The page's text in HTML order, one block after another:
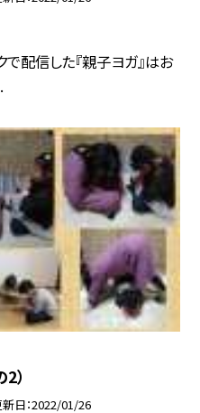
配信した『親子ヨガ』はお
）
日 2022/01/26